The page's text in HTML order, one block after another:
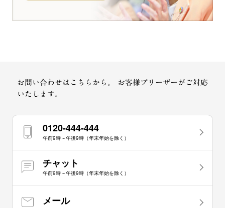
お問い合わせはこちらから。
お客様プリーザーがご対応
いたします。
0120-444-444
午前9時～午後9時（年末年始を除く）
チャット
午前9時～午後9時（年末年始を除く）
メール